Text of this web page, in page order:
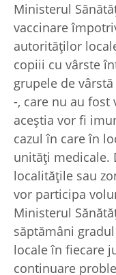
Ministerul
vaccinare
autorităţilor
copiii cu vârste
grupele de
-, care nu au fost
aceştia vor fi
cazul în care în
unităţi medicale.
localităţile sau
vor participa
Ministerul
săptămâni
locale în fiecare
continuare